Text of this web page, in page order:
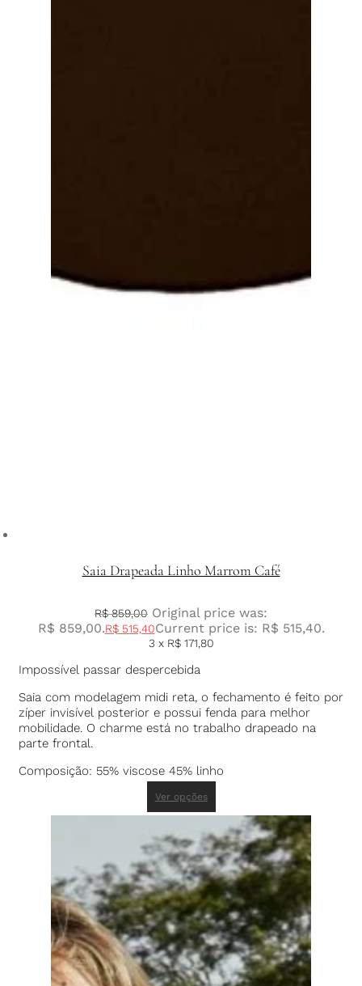
Saia Drapeada Linho Marrom Café
R$859,00 Original price was:
R$ 859,00.R$515,40Current price is: R$ 515,40.
3 x R$171,80
Impossível passar despercebida
Saia com modelagem midi reta, o fechamento é feito por
zíper invisível posterior e possui fenda para melhor
mobilidade. O charme está no trabalho drapeado na
parte frontal.
Composição: 55% viscose 45% linho
Ver opções